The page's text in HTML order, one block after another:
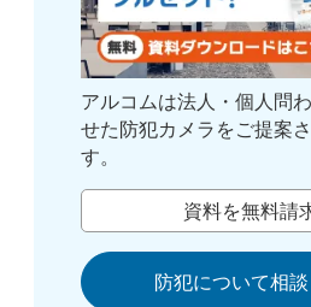
アルコムは法人・個人問
せた防犯カメラをご提案
す。
資料を無料請
防犯について相